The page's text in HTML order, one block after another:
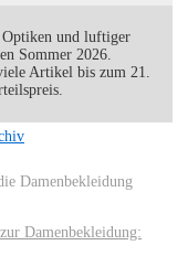
und luftiger
Sommer 2026.
Artikel bis zum 21.
Damenbekleidung
Damenbekleidung: